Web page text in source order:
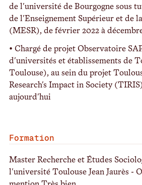
de l'université de Bourgogne sous
de l'Enseignement Supérieur et de
(MESR), de février 2022 à
• Chargé de projet Observatoire
d'universités et établissements de
Toulouse), au sein du projet
Research's Impact in Society
aujourd'hui
Formation
Master Recherche et Études
l'université Toulouse Jean Jaurès -